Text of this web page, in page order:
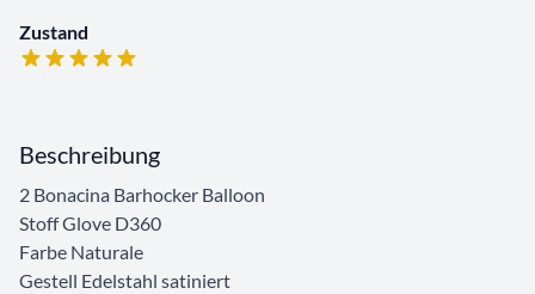
Zustand
Beschreibung
2 Bonacina Barhocker Balloon
Stoff Glove D360
Farbe Naturale
Gestell Edelstahl satiniert